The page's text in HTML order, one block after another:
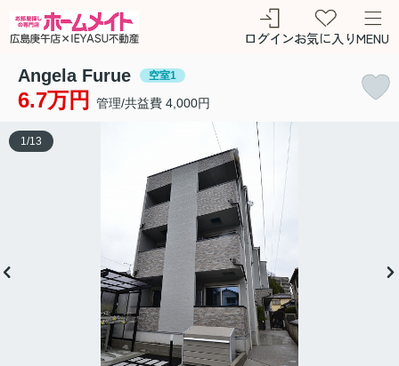
ログインお気に入りMENU
Angela Furue 空室1
6.7万円 管理/共益費 4,000円
1 /13